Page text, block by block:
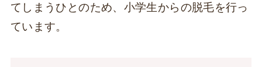
てしまうひとのため、小学生からの脱毛を行っ
ています。